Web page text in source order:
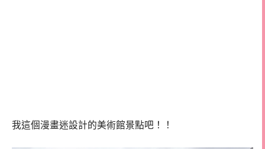
我這個漫畫迷設計的美術館景點吧！！